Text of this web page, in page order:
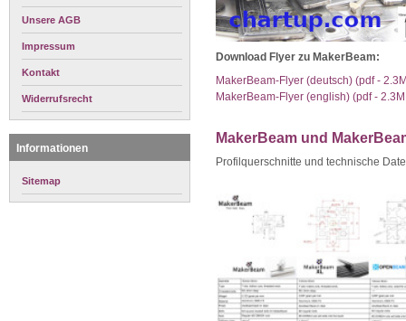
Unsere AGB
Impressum
Kontakt
Widerrufsrecht
Informationen
Sitemap
Download Flyer zu MakerBeam:
MakerBeam-Flyer (deutsch) (pdf -
MakerBeam-Flyer (english) (pdf -
MakerBeam und
Profilquerschnitte und technische